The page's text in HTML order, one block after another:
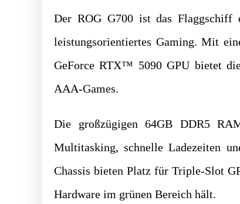
Der ROG G700 ist das Flaggschiff
leistungsorientiertes Gaming. Mit
GeForce RTX™ 5090 GPU bietet
AAA-Games.
Die großzügigen 64GB DDR5
Multitasking, schnelle Ladezeiten
Chassis bieten Platz für Triple-Slot
Hardware im grünen Bereich hält.